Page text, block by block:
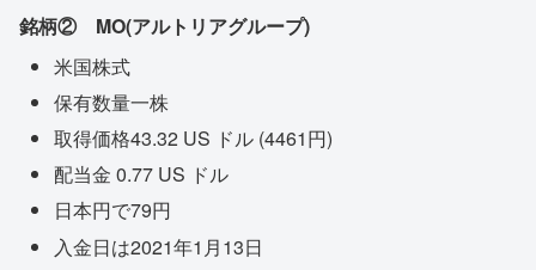
銘柄② MO(アルトリアグループ)
米国株式
保有数量一株
取得価格43.32 US ドル (4461円)
配当金 0.77 US ドル
日本円で79円
入金日は2021年1月13日